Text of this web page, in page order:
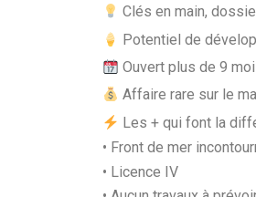
Clés en main,
Potentiel de
Ouvert plus de 9
Affaire rare sur le
Les + qui font la
• Front de mer
• Licence IV